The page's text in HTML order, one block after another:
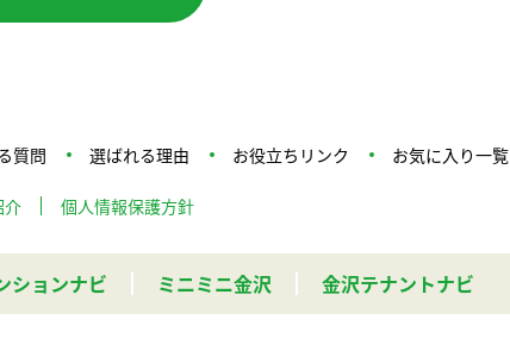
質問 選ばれる理由 お役立ちリンク お気に入り一覧
介 個人情報保護方針
ションナビ ミニミニ金沢 金沢テナントナビ